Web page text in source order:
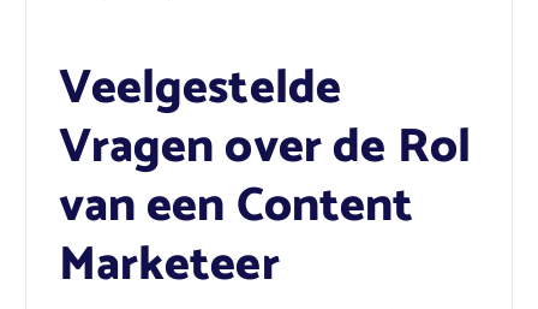
Veelgestelde
Vragen over de Rol
van een Content
Marketeer